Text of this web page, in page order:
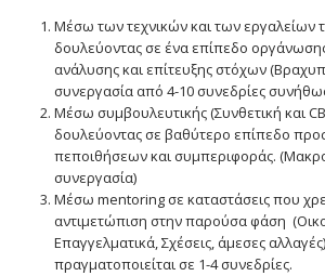
Μέσω των τεχνικών και των εργαλείων
δουλεύοντας σε ένα επίπεδο
ανάλυσης και επίτευξης στόχων
συνεργασία από 4-10 συνεδρίες
Μέσω συμβουλευτικής (Συνθετική και
δουλεύοντας σε βαθύτερο επίπεδο
πεποιθήσεων και συμπεριφοράς.
συνεργασία)
Μέσω mentoring σε καταστάσεις που
αντιμετώπιση στην παρούσα φάση
Επαγγελματικά, Σχέσεις, άμεσες
πραγματοποιείται σε 1-4 συνεδρίες.